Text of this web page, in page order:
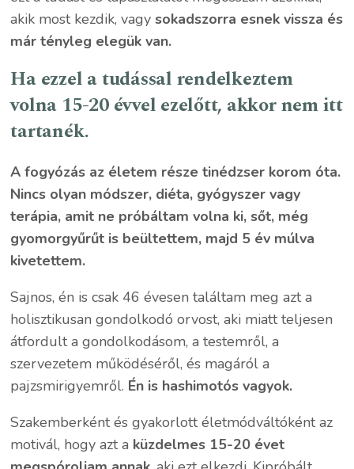
akik most kezdik, vagysokadszorra esnek vissza és
már tényleg elegük van.
Ha ezzel a tudással rendelkeztem
volna 15-20 évvel ezelőtt, akkor nem itt
tartanék.
A fogyózás az életem része tinédzser korom óta.
Nincs olyan módszer, diéta, gyógyszer vagy
terápia, amit ne próbáltam volna ki, sőt, még
gyomorgyűrűt is beültettem, majd 5 év múlva
kivetettem.
Sajnos, én is csak 46 évesen találtam meg azt a
holisztikusan gondolkodó orvost, aki miatt teljesen
átfordult a gondolkodásom, a testemről, a
szervezetem működéséről, és magáról a
pajzsmirigyemről. Én is hashimotós vagyok.
Szakemberként és gyakorlott életmódváltóként az
motivál, hogy azt a küzdelmes 15-20 évet